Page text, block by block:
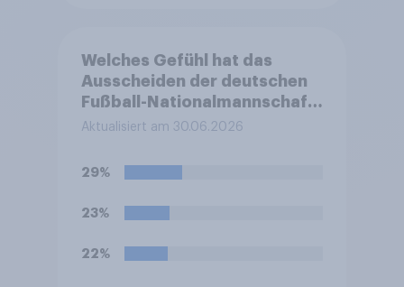
Welches Gefühl hat das
Ausscheiden der deutschen
Fußball-Nationalmannschaft
bei der FIFA-
ehesten bei Ihnen ausgelöst?
Aktualisiert am 30.06.2026
29%
23%
22%